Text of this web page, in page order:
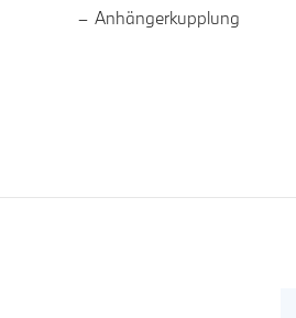
Anhängerkupplung